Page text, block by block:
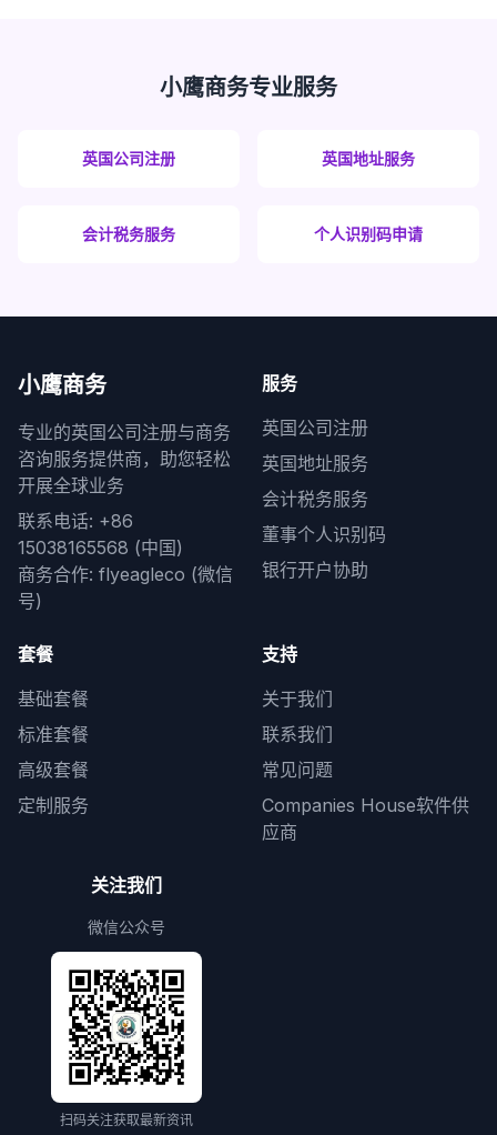
小鹰商务专业服务
英国公司注册 英国地址服务
会计税务服务 个人识别码申请
小鹰商务
专业的英国公司注册与商务
咨询服务提供商，助您轻松
开展全球业务
联系电话: +86
15038165568 (中国)
商务合作: flyeagleco (微信
号)
服务
英国公司注册
英国地址服务
会计税务服务
董事个人识别码
银行开户协助
套餐
基础套餐
标准套餐
高级套餐
定制服务
支持
关于我们
联系我们
常见问题
Companies House软件供
应商
关注我们
微信公众号
扫码关注获取最新资讯